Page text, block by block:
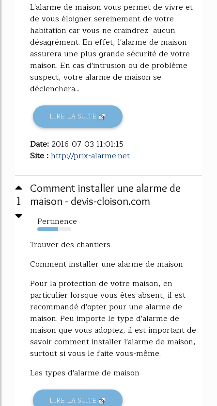
L'alarme de maison vous permet de vivre et
de vous éloigner sereinement de votre
habitation car vous ne craindrez aucun
désagrément. En effet, l'alarme de maison
assurera une plus grande sécurité de votre
maison. En cas d'intrusion ou de problème
suspect, votre alarme de maison se
déclenchera...
LIRE LA SUITE
Date: 2016-07-03 11:01:15
Site :http://prix-alarme.net
1
Comment installer une alarme de
maison - devis-cloison.com
Pertinence
62%
Trouver des chantiers
Comment installer une alarme de maison
Pour la protection de votre maison, en
particulier lorsque vous êtes absent, il est
recommandé d'opter pour une alarme de
maison. Peu importe le type d'alarme de
maison que vous adoptez, il est important de
savoir comment installer l'alarme de maison,
surtout si vous le faite vous-même.
Les types d'alarme de maison
LIRE LA SUITE